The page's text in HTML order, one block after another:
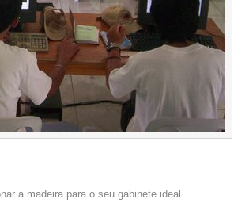
a madeira para o seu gabinete ideal.